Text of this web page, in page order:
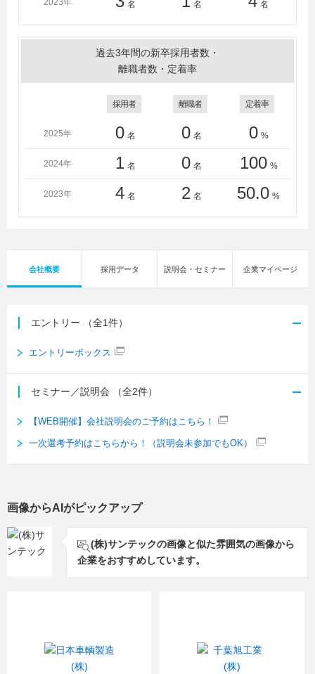
2023年 名 名 名
過去3年間の新卒採用者数・
離職者数・定着率
採用者 離職者 定着率
2025年 0 名 0 名 0 %
2024年 1 名 0 名 100 %
2023年 4 名 2 名 50.0 %
会社概要 採用データ 説明会・セミナー 企業マイページ
エントリー （全1件）
エントリーボックス
セミナー／説明会 （全2件）
【WEB開催】会社説明会のご予約はこちら！
一次選考予約はこちらから！（説明会未参加でもOK）
画像からAIがピックアップ
(株)サンテックの画像と似た雰囲気の画像から
企業をおすすめしています。